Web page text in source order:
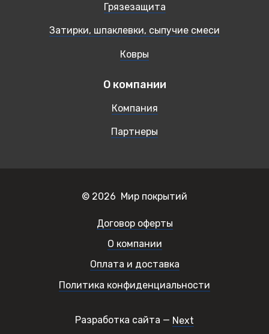
Грязезащита
Затирки, шпаклевки, сыпучие смеси
Ковры
О компании
Компания
Партнеры
© 2026 Мир покрытий
Договор оферты
О компании
Оплата и доставка
Политика конфиденциальности
Разработка сайта — Next